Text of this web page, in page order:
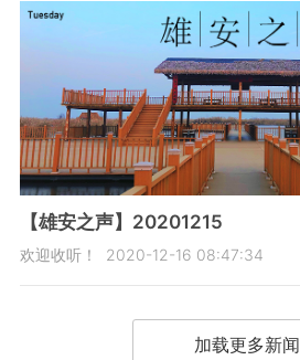
【雄安之声】20201215
欢迎收听！ 2020-12-16 08:47:34
加载更多新闻